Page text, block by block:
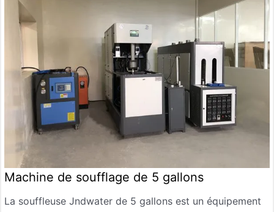
Machine de soufflage de 5 gallons
La souffleuse Jndwater de 5 gallons est un équipement